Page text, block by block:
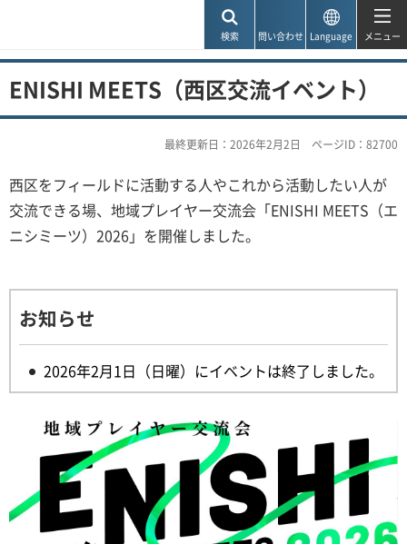
検索 問い合わせ Language メニュー
ENISHI MEETS（西区交流イベント）
最終更新日：2026年2月2日 ページID：82700
西区をフィールドに活動する人やこれから活動したい人が
交流できる場、地域プレイヤー交流会「ENISHI MEETS（エ
ニシミーツ）2026」を開催しました。
お知らせ
2026年2月1日（日曜）にイベントは終了しました。